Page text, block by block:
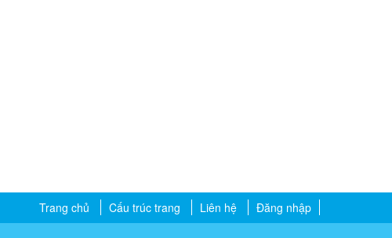
Trang chủ Cấu trúc trang Liên hệ Đăng nhập